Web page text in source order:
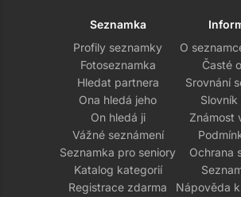
Seznamka
Profily seznamky
Fotoseznamka
Hledat partnera
Ona hledá jeho
On hledá ji
Vážné seznámení
Seznamka pro seniory
Katalog kategorií
Registrace zdarma
O
Časté
Srovnání
Slovník
Známost
Ochrana
Nápověda